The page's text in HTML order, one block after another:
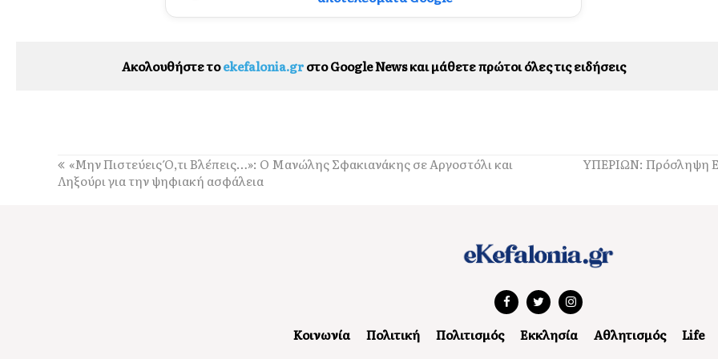
Ακολουθήστε τοekefalonia.grστο Google News και μάθετε πρώτοι όλες τις ειδήσεις
«Μην Πιστεύεις Ό,τι Βλέπεις…»: Ο Μανώλης Σφακιανάκης σε Αργοστόλι και
Ληξούρι για την ψηφιακή ασφάλεια
ΥΠΕΡΙΩΝ: Πρόσληψη
Κοινωνία Πολιτική Πολιτισμός Εκκλησία Αθλητισμός Life